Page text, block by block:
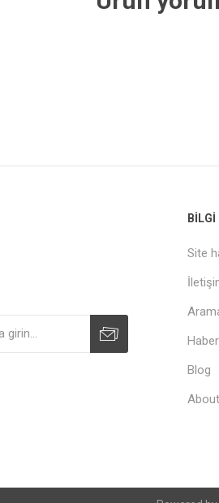
BILGI
Site
Haber
Blog